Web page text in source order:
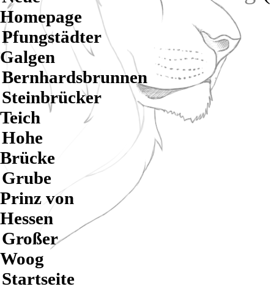
Homepage
Pfungstädter
Galgen
Bernhardsbrunnen
Steinbrücker
Teich
Hohe
Brücke
Grube
Prinz von
Hessen
Großer
Woog
Startseite